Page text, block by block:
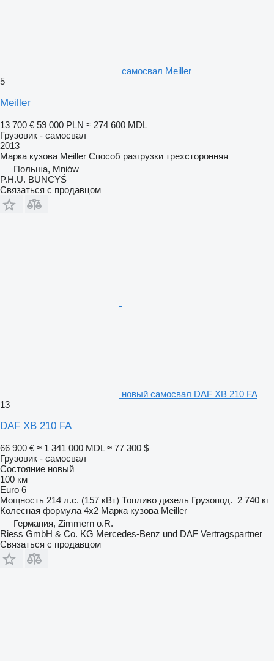
самосвал Meiller
5
Meiller
13 700 € 59 000 PLN ≈ 274 600 MDL
Грузовик - самосвал
2013
Марка кузова Meiller Способ разгрузки трехсторонняя
Польша, Mniów
P.H.U. BUNCYŚ
Связаться с продавцом
новый самосвал DAF XB 210 FA
13
DAF XB 210 FA
66 900 € ≈ 1 341 000 MDL ≈ 77 300 $
Грузовик - самосвал
Состояние новый
100 км
Euro 6
Мощность 214 л.с. (157 кВт) Топливо дизель Грузопод. 2 740 кг
Колесная формула 4x2 Марка кузова Meiller
Германия, Zimmern o.R.
Riess GmbH & Co. KG Mercedes-Benz und DAF Vertragspartner
Связаться с продавцом